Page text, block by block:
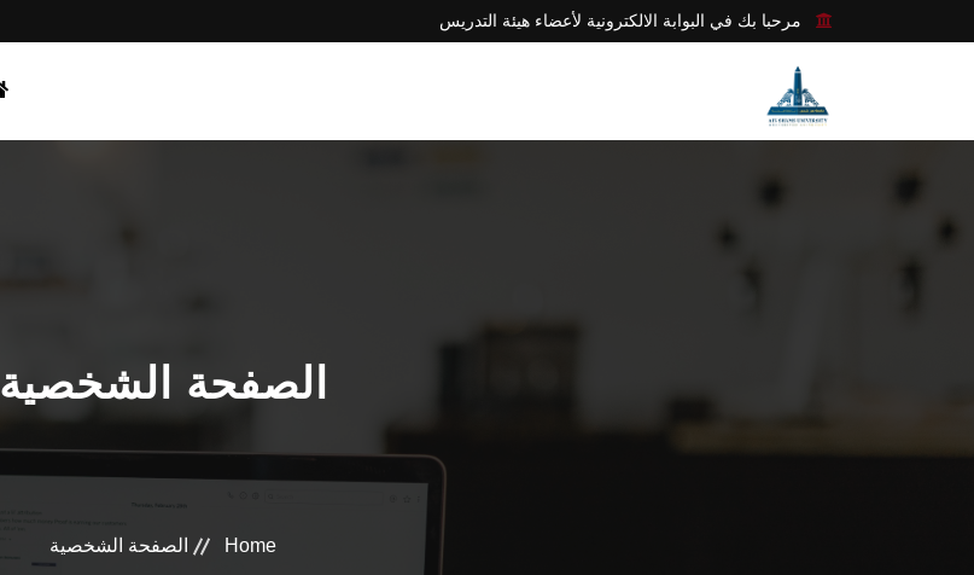
مرحبا بك في البوابة الالكترونية لأعضاء هيئة التدريس
الصفحة الشخصية
Home الصفحة الشخصية